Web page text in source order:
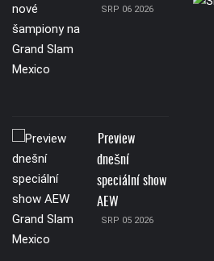
SRP 06 2026
Preview
dnešní
speciální show
AEW
SRP 05 2026